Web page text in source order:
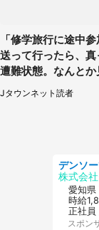
「修学旅行に途中
送って行ったら、
遭難状態。なんとか
家に助けを求めると
性が...」
Jタウンネット読者
株式会
愛知県
時給
正社員
スポン